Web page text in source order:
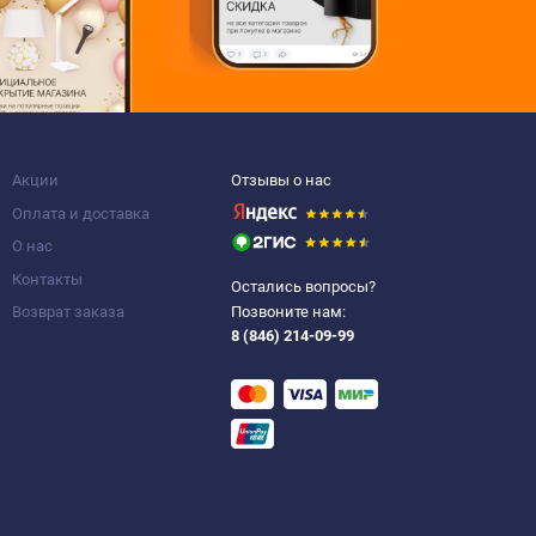
Акции
Оплата и доставка
О нас
Контакты
Возврат заказа
Отзывы о нас
Остались вопросы?
Позвоните нам:
8 (846) 214-09-99